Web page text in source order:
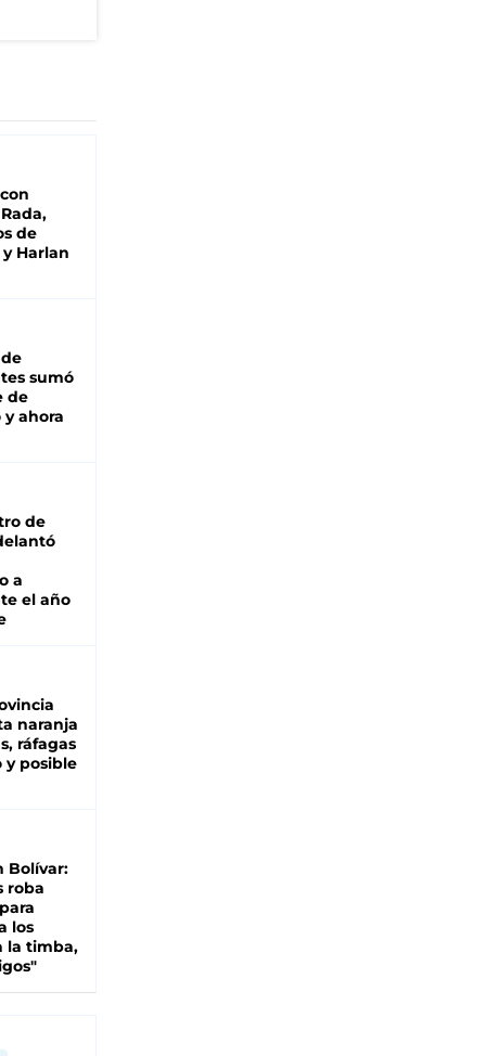
de
Harlan
sumó
de
y ahora
de
a
el año
naranja
ráfagas
y posible
Bolívar:
roba
los
la timba,